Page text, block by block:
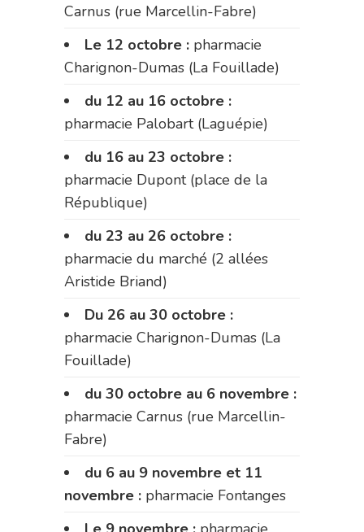
Carnus (rue Marcellin-Fabre)
Le 12 octobre : pharmacie
Charignon-Dumas (La Fouillade)
du 12 au 16 octobre :
pharmacie Palobart (Laguépie)
du 16 au 23 octobre :
pharmacie Dupont (place de la
République)
du 23 au 26 octobre :
pharmacie du marché (2 allées
Aristide Briand)
Du 26 au 30 octobre :
pharmacie Charignon-Dumas (La
Fouillade)
du 30 octobre au 6 novembre :
pharmacie Carnus (rue Marcellin-
Fabre)
du 6 au 9 novembre et 11
novembre : pharmacie Fontanges